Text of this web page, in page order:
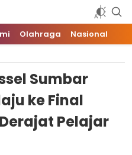
Olahraga Nasional
Sumbar
ke Final
Pelajar